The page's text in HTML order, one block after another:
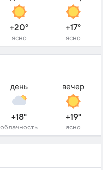
+20°
ясно
+17°
ясно
день
+18°
облачность
вечер
+19°
ясно